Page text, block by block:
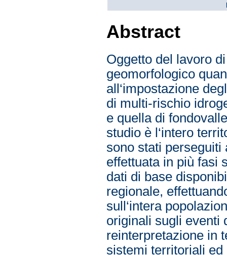
Abstract
Oggetto del lavoro
geomorfologico
all‘impostazione
di multi-rischio
e quella di
studio è l‘intero
sono stati perseguiti
effettuata in più fasi
dati di base
regionale,
sull‘intera
originali sugli eventi
reinterpretazione in
sistemi territoriali